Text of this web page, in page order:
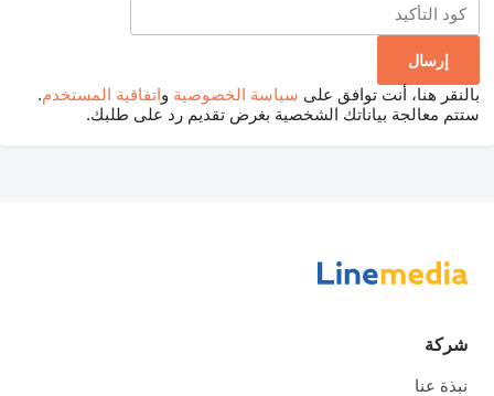
بالنقر هنا، أنت توافق على سياسة الخصوصية واتفاقية المستخدم.
ستتم معالجة بياناتك الشخصية بغرض تقديم رد على طلبك.
شركة
نبذة عنا